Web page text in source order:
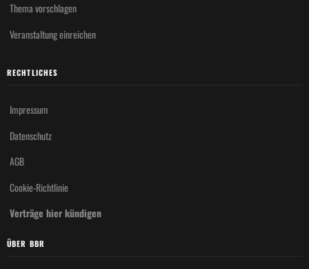
Thema vorschlagen
Veranstaltung einreichen
RECHTLICHES
Impressum
Datenschutz
AGB
Cookie-Richtlinie
Verträge hier kündigen
ÜBER BBR